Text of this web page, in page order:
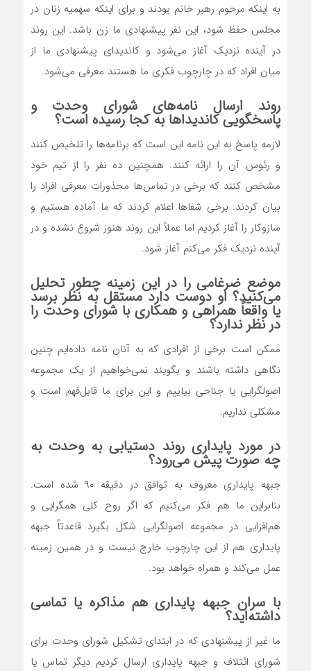
به اینکه مرحوم رهبر خانم بودند و برای اینکه سهمیه زنان در
مجلس حفظ شود، این نفر پیشنهادی ما زن باشد. این روند
در آینده نزدیک آغاز می‌شود و کاندیدای پیشنهادی ما از
میان افراد که در چارچوب فکری ما هستند معرفی می‌شود.
روند ارسال نامه‌های شورای وحدت و
پاسخگویی کاندیداها به کجا رسیده است؟
لازمه پاسخ به این نامه این است که برنامه‌ها را تلخیص کنند
و رئوس آن را ارائه کنند. همچنین ده نفر را از تیم خود
مشخص کنند که برخی در تماس‌ها محذورات معرفی افراد را
بیان کردند. برخی شفاها اعلام کردند که ما آماده هستیم و
سازوکار را آغاز کردیم اما عملاً این روند هنوز شروع نشده و در
آینده نزدیک فکر می‌کنم آغاز شود.
موضع ضرغامی را در این زمینه چطور تحلیل
می‌کنید؟ او دوست دارد مستقل به نظر برسد
یا واقعاً همراهی و همکاری با شورای وحدت را
در نظر ندارد؟
ممکن است برخی از افرادی که به آنان نامه داده‌ایم چنین
نگاهی داشته باشند و بگویند نمی‌خواهیم از یک مجموعه
اصولگرایی یا جناحی بیاییم و این برای ما قابل‌فهم است و
مشکلی نداریم.
در مورد پایداری روند دستیابی به وحدت به
چه صورت پیش می‌رود؟
جبهه پایداری معروف به توافق در دقیقه ۹۰ شده است.
بنابراین ما هم فکر می‌کنیم که اگر روح کلی همگرایی و
هم‌افزایی در مجموعه اصولگرایی شکل بگیرد قاعدتاً جبهه
پایداری هم از این چارچوب خارج نیست و در همین زمینه
عمل می‌کند و همراه خواهد بود.
با سران جبهه پایداری هم مذاکره یا تماسی
داشته‌اید؟
ما غیر از پیشنهادی که در ابتدای تشکیل شورای وحدت برای
شورای ائتلاف و جبهه پایداری ارسال کردیم دیگر تماس یا